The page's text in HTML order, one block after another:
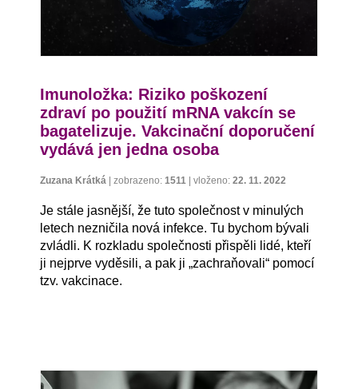
Imunoložka: Riziko poškození
zdraví po použití mRNA vakcín se
bagatelizuje. Vakcinační doporučení
vydává jen jedna osoba
Zuzana Krátká zobrazeno: 1511 vloženo: 22. 11. 2022
Je stále jasnější, že tuto společnost v minulých
letech nezničila nová infekce. Tu bychom bývali
zvládli. K rozkladu společnosti přispěli lidé, kteří
ji nejprve vyděsili, a pak ji „zachraňovali“ pomocí
tzv. vakcinace.